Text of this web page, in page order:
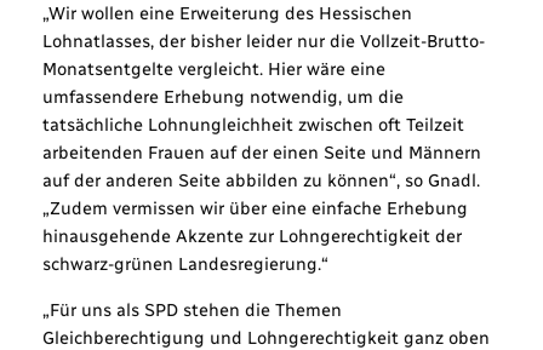
„Wir wollen eine Erweiterung des Hessischen
Lohnatlasses, der bisher leider nur die Vollzeit-Brutto-
Monatsentgelte vergleicht. Hier wäre eine
umfassendere Erhebung notwendig, um die
tatsächliche Lohnungleichheit zwischen oft Teilzeit
arbeitenden Frauen auf der einen Seite und Männern
auf der anderen Seite abbilden zu können“, so Gnadl.
„Zudem vermissen wir über eine einfache Erhebung
hinausgehende Akzente zur Lohngerechtigkeit der
schwarz-grünen Landesregierung.“
„Für uns als SPD stehen die Themen
Gleichberechtigung und Lohngerechtigkeit ganz oben